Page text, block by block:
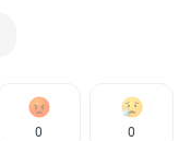
0 0